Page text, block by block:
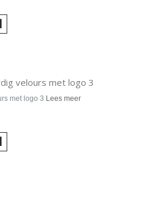
velours met logo 3
met logo 3 Lees meer